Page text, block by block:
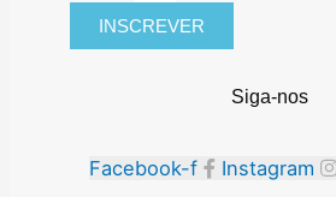
INSCREVER
Siga-nos
Facebook-f Instagram